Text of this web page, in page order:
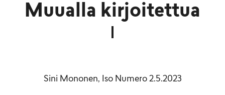
Muualla kirjoitettua
Sini Mononen, Iso Numero 2.5.2023